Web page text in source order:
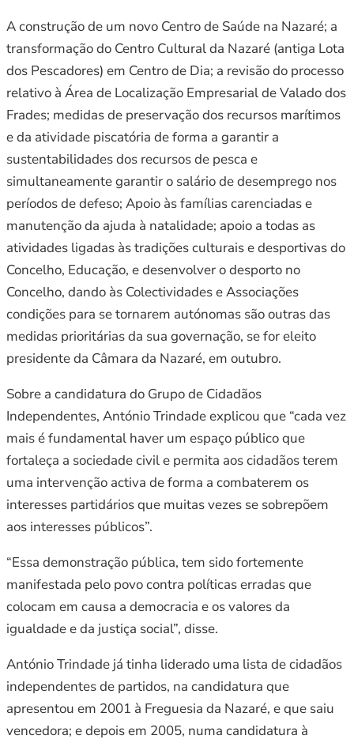
A construção de um novo Centro de Saúde na Nazaré; a
transformação do Centro Cultural da Nazaré (antiga Lota
dos Pescadores) em Centro de Dia; a revisão do processo
relativo à Área de Localização Empresarial de Valado dos
Frades; medidas de preservação dos recursos marítimos
e da atividade piscatória de forma a garantir a
sustentabilidades dos recursos de pesca e
simultaneamente garantir o salário de desemprego nos
períodos de defeso; Apoio às famílias carenciadas e
manutenção da ajuda à natalidade; apoio a todas as
atividades ligadas às tradições culturais e desportivas do
Concelho, Educação, e desenvolver o desporto no
Concelho, dando às Colectividades e Associações
condições para se tornarem autónomas são outras das
medidas prioritárias da sua governação, se for eleito
presidente da Câmara da Nazaré, em outubro.
Sobre a candidatura do Grupo de Cidadãos
Independentes, António Trindade explicou que “cada vez
mais é fundamental haver um espaço público que
fortaleça a sociedade civil e permita aos cidadãos terem
uma intervenção activa de forma a combaterem os
interesses partidários que muitas vezes se sobrepõem
aos interesses públicos”.
“Essa demonstração pública, tem sido fortemente
manifestada pelo povo contra políticas erradas que
colocam em causa a democracia e os valores da
igualdade e da justiça social”, disse.
António Trindade já tinha liderado uma lista de cidadãos
independentes de partidos, na candidatura que
apresentou em 2001 à Freguesia da Nazaré, e que saiu
vencedora; e depois em 2005, numa candidatura à